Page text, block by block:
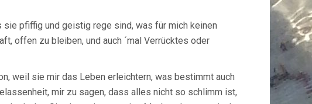
pfiffig und geistig rege sind, was für mich keinen
offen zu bleiben, und auch ´mal Verrücktes oder
weil sie mir das Leben erleichtern, was bestimmt auch
mir zu sagen, dass alles nicht so schlimm ist,